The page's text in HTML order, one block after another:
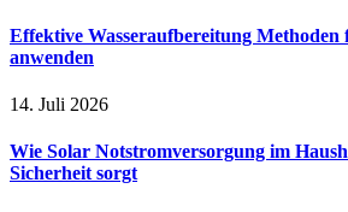
Effektive Wasseraufbereitung
anwenden
14. Juli 2026
Wie Solar Notstromversorgung im
Sicherheit sorgt